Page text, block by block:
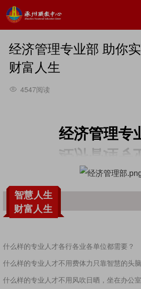
经济管理专业部 助你
财富人生
4547阅读
经济管理专
智慧人生
财富人生
什么样的专业人才各行各业各单位都需要？
什么样的专业人才不用费体力只靠智慧的头
什么样的专业人才不用风吹日晒，坐在办公